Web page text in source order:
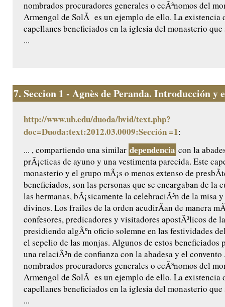
nombrados procuradores generales o ecÃ³nomos del
Armengol de SolÃ es un ejemplo de ello. La existencia
capellanes beneficiados en la iglesia del monasterio que
...
7. Seccion 1 - Agnès de Peranda. Introducción y
http://www.ub.edu/duoda/bvid/text.php?
doc=Duoda:text:2012.03.0009:Sección =1:
... , compartiendo una similar dependencia con la
prÃ¡cticas de ayuno y una vestimenta parecida. Este
monasterio y el grupo mÃ¡s o menos extenso de
beneficiados, son las personas que se encargaban de la
las hermanas, bÃ¡sicamente la celebraciÃ³n de la misa
divinos. Los frailes de la orden acudirÃ­an de manera
confesores, predicadores y visitadores apostÃ³licos de
presidiendo algÃºn oficio solemne en las festividades
el sepelio de las monjas. Algunos de estos beneficiados
una relaciÃ³n de confianza con la abadesa y el convento
nombrados procuradores generales o ecÃ³nomos del
Armengol de SolÃ es un ejemplo de ello. La existencia
capellanes beneficiados en la iglesia del monasterio que
...